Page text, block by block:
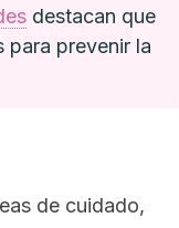
destacan que
para prevenir la
de cuidado,